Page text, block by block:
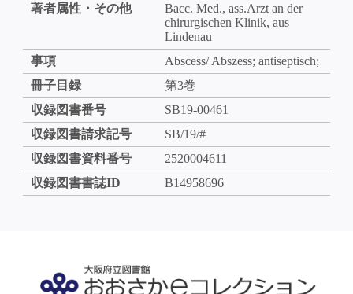
著者属性・その他
Bacc. Med., ass.Arzt an der
chirurgischen Klinik, aus
Lindenau
事項
Abscess/ Abszess; antiseptisch;
冊子目録
第3巻
収録図書番号
SB19-00461
収録図書請求記号
SB/19/#
収録図書資料番号
2520004611
収録図書書誌ID
B14958696